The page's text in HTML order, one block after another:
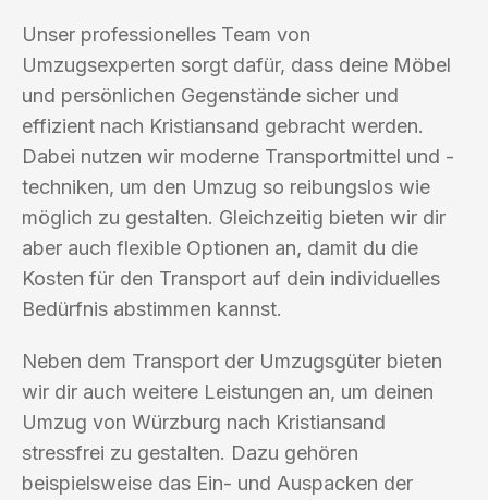
Unser professionelles Team von
Umzugsexperten sorgt dafür, dass deine Möbel
und persönlichen Gegenstände sicher und
effizient nach Kristiansand gebracht werden.
Dabei nutzen wir moderne Transportmittel und -
techniken, um den Umzug so reibungslos wie
möglich zu gestalten. Gleichzeitig bieten wir dir
aber auch flexible Optionen an, damit du die
Kosten für den Transport auf dein individuelles
Bedürfnis abstimmen kannst.
Neben dem Transport der Umzugsgüter bieten
wir dir auch weitere Leistungen an, um deinen
Umzug von Würzburg nach Kristiansand
stressfrei zu gestalten. Dazu gehören
beispielsweise das Ein- und Auspacken der